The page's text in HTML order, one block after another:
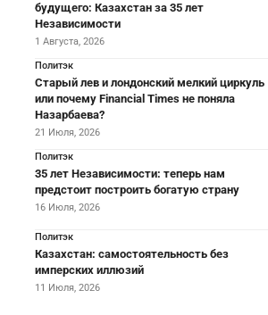
будущего: Казахстан за 35 лет
Независимости
1 Августа, 2026
Политэк
Старый лев и лондонский мелкий циркуль
или почему Financial Times не поняла
Назарбаева?
21 Июля, 2026
Политэк
35 лет Независимости: теперь нам
предстоит построить богатую страну
16 Июля, 2026
Политэк
Казахстан: самостоятельность без
имперских иллюзий
11 Июля, 2026